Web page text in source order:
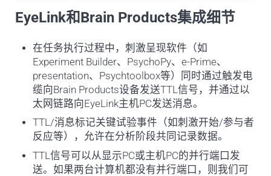
EyeLink和Brain Products集成细节
在任务执行过程中，刺激呈现软件（如
Experiment Builder、PsychoPy、e-Prime、
presentation、Psychtoolbox等）同时通过触发电
缆向Brain Products设备发送TTL信号，并通过以
太网链路向EyeLink主机PC发送消息。
TTL/消息标记关键试验事件（如刺激开始/参与者
反应等），允许在分析阶段共同记录数据。
TTL信号可以从显示PC或主机PC的并行端口发
送。如果两台计算机都没有并行端口，则我们可